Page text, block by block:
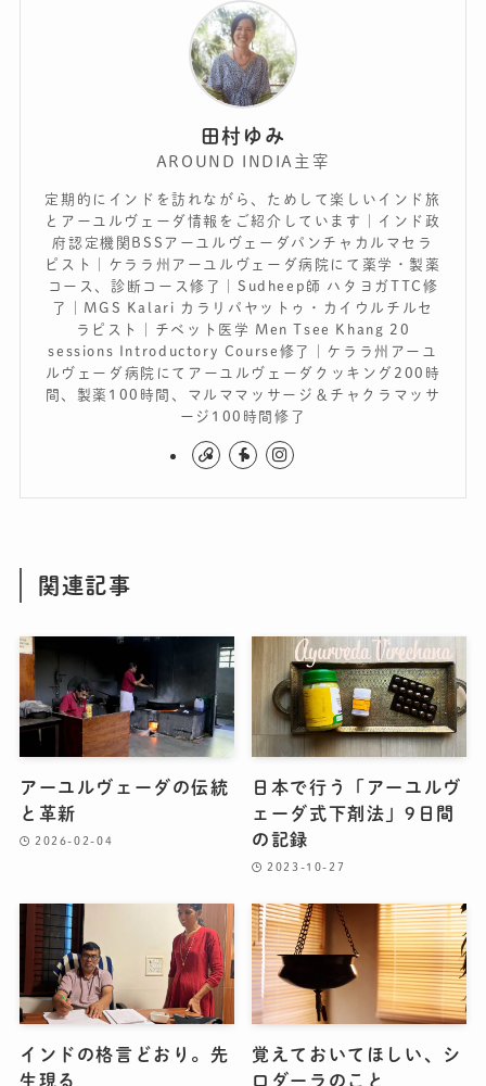
田村ゆみ
AROUND INDIA主宰
定期的にインドを訪れながら、ためして楽しいインド旅
とアーユルヴェーダ情報をご紹介しています｜インド政
府認定機関BSSアーユルヴェーダパンチャカルマセラ
ピスト｜ケララ州アーユルヴェーダ病院にて薬学・製薬
コース、診断コース修了｜Sudheep師 ハタヨガTTC修
了｜MGS Kalari カラリパヤットゥ・カイウルチルセ
ラピスト｜チベット医学 Men Tsee Khang 20
sessions Introductory Course修了｜ケララ州アーユ
ルヴェーダ病院にてアーユルヴェーダクッキング200時
間、製薬100時間、マルママッサージ＆チャクラマッサ
ージ100時間修了
関連記事
アーユルヴェーダの伝統
と革新
2026-02-04
日本で行う「アーユルヴ
ェーダ式下剤法」9日間
の記録
2023-10-27
インドの格言どおり。先
生現る
覚えておいてほしい、シ
ロダーラのこと